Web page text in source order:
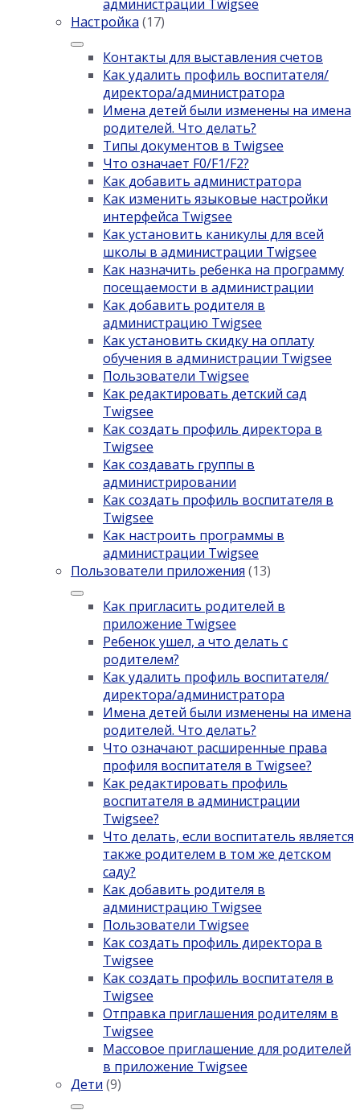
администрации Twigsee
Настройка (17)
Контакты для выставления счетов
Как удалить профиль воспитателя/
директора/администратора
Имена детей были изменены на имена
родителей. Что делать?
Типы документов в Twigsee
Что означает F0/F1/F2?
Как добавить администратора
Как изменить языковые настройки
интерфейса Twigsee
Как установить каникулы для всей
школы в администрации Twigsee
Как назначить ребенка на программу
посещаемости в администрации
Как добавить родителя в
администрацию Twigsee
Как установить скидку на оплату
обучения в администрации Twigsee
Пользователи Twigsee
Как редактировать детский сад
Twigsee
Как создать профиль директора в
Twigsee
Как создавать группы в
администрировании
Как создать профиль воспитателя в
Twigsee
Как настроить программы в
администрации Twigsee
Пользователи приложения (13)
Как пригласить родителей в
приложение Twigsee
Ребенок ушел, а что делать с
родителем?
Как удалить профиль воспитателя/
директора/администратора
Имена детей были изменены на имена
родителей. Что делать?
Что означают расширенные права
профиля воспитателя в Twigsee?
Как редактировать профиль
воспитателя в администрации
Twigsee?
Что делать, если воспитатель является
также родителем в том же детском
саду?
Как добавить родителя в
администрацию Twigsee
Пользователи Twigsee
Как создать профиль директора в
Twigsee
Как создать профиль воспитателя в
Twigsee
Отправка приглашения родителям в
Twigsee
Массовое приглашение для родителей
в приложение Twigsee
Дети (9)